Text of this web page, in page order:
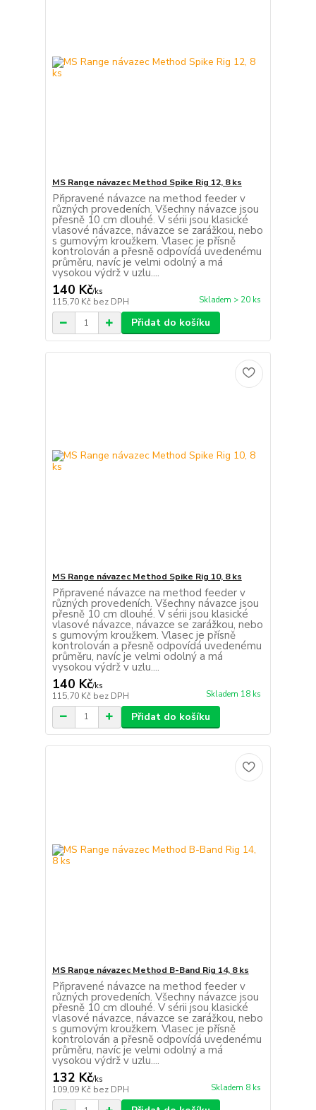
MS Range návazec Method Spike Rig 12, 8 ks
Připravené návazce na method feeder v
různých provedeních. Všechny návazce jsou
přesně 10 cm dlouhé. V sérii jsou klasické
vlasové návazce, návazce se zarážkou, nebo
s gumovým kroužkem. Vlasec je přísně
kontrolován a přesně odpovídá uvedenému
průměru, navíc je velmi odolný a má
vysokou výdrž v uzlu....
140 Kč/ks
115,70 Kč bez DPH Skladem > 20 ks
Přidat do košíku
MS Range návazec Method Spike Rig 10, 8 ks
Připravené návazce na method feeder v
různých provedeních. Všechny návazce jsou
přesně 10 cm dlouhé. V sérii jsou klasické
vlasové návazce, návazce se zarážkou, nebo
s gumovým kroužkem. Vlasec je přísně
kontrolován a přesně odpovídá uvedenému
průměru, navíc je velmi odolný a má
vysokou výdrž v uzlu....
140 Kč/ks
115,70 Kč bez DPH Skladem 18 ks
Přidat do košíku
MS Range návazec Method B-Band Rig 14, 8 ks
Připravené návazce na method feeder v
různých provedeních. Všechny návazce jsou
přesně 10 cm dlouhé. V sérii jsou klasické
vlasové návazce, návazce se zarážkou, nebo
s gumovým kroužkem. Vlasec je přísně
kontrolován a přesně odpovídá uvedenému
průměru, navíc je velmi odolný a má
vysokou výdrž v uzlu....
132 Kč/ks
109,09 Kč bez DPH Skladem 8 ks